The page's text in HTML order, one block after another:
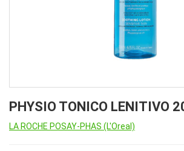
PHYSIO TONICO LENITIVO
LA ROCHE POSAY-PHAS (L'Oreal)